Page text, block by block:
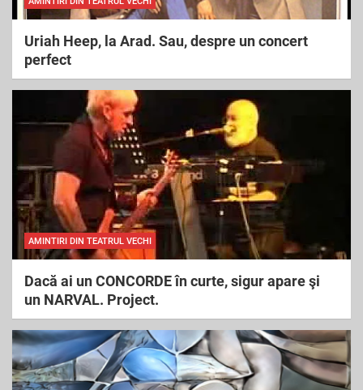
Uriah Heep, la Arad. Sau, despre un concert
perfect
AMINTIRI DIN TEATRUL VECHI
Dacă ai un CONCORDE în curte, sigur apare şi
un NARVAL. Project.